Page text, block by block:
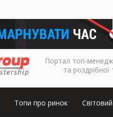
Портал топ-
та роздрібної
Топи про ринок